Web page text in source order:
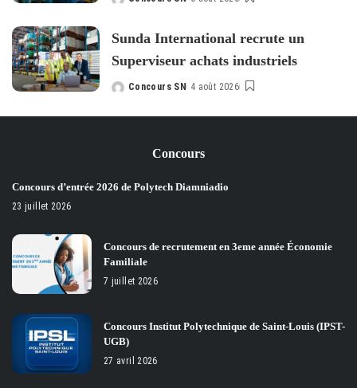
Posted
Sunda International recrute un
Superviseur achats industriels
Posted
Concours SN 4 août 2026
Concours
Concours d’entrée 2026 de Polytech Diamniadio
23 juillet 2026
Concours de recrutement en 3eme année Économie
Familiale
7 juillet 2026
Concours Institut Polytechnique de Saint-Louis (IPST-
UGB)
27 avril 2026